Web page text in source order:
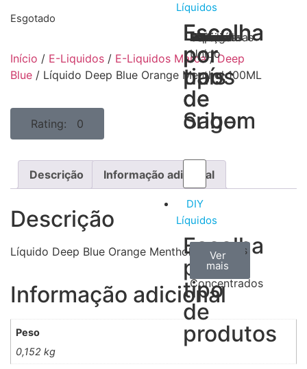
Líquidos
Escolha
por
tipos
de
Sabor
Tabaco
Frutas
Bebidas
Frescos
Sobremesas
Escolha
por
país
de
origem
Portugal
Alemanha
USA
Reino
Unido
Canadá
França
Malásia
Filipinas
Espanha
Polónia
Grécia
DIY
Líquidos
Escolha
por
tipo
de
produtos
Aromas
Concentrados
Ver
todos
Bases
Ver
mais
Accesorios
Ver
mais
Esgotado
Início / E-Liquidos / E-Liquidos Marca/Deep
Blue / Líquido Deep Blue Orange Menthol 100ML
Rating: 0
Descrição Informação adicional
Descrição
Líquido Deep Blue Orange Menthol 100ML
Informação adicional
Peso
0,152 kg